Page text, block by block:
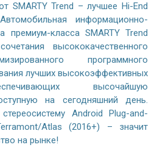
SMARTY Trend – лучшее Hi-End
информационно-
премиум-класса SMARTY Trend
высококачественного
программного
лучших высокоэффективных
высочайшую
на сегодняшний день.
Android Plug-and-
Atlas (2016+) – значит
на рынке!